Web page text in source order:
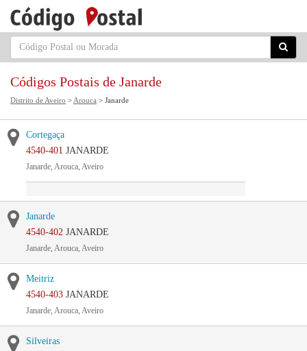
Códigos Postais de Janarde
Distrito de Aveiro > Arouca > Janarde
Cortegaça
4540-401 JANARDE
Janarde, Arouca, Aveiro
Janarde
4540-402 JANARDE
Janarde, Arouca, Aveiro
Meitriz
4540-403 JANARDE
Janarde, Arouca, Aveiro
Silveiras